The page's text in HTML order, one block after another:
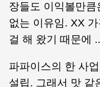
장들도 이익볼만큼
없는 이유임. XX
걸 해 왔기 때문에 ..
파파이스의 한 사
설립. 그래서 맛 같